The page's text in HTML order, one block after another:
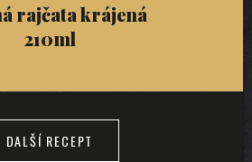
rajčata krájená
210ml
DALŠÍ RECEPT